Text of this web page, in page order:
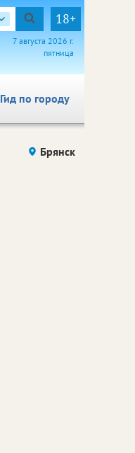
18+
7 августа 2026 г.
пятница
Гид по городу
Брянск